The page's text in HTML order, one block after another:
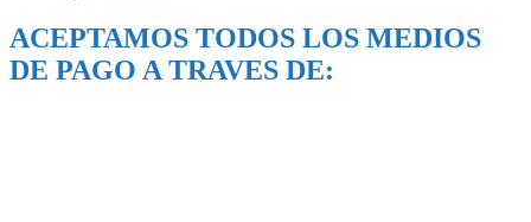
ACEPTAMOS TODOS LOS MEDIOS
DE PAGO A TRAVES DE: